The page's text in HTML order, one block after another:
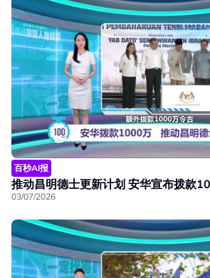
百秒AI报
推动昌明德士更新计划 安华宣布拨款
03/07/2026